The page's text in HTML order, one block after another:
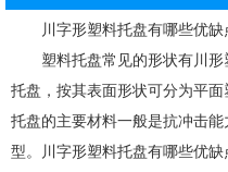
川字形塑料托盘有哪些优缺
塑料托盘常见的形状有川形
托盘，按其表面形状可分为平
托盘的主要材料一般是抗冲击
型。川字形塑料托盘有哪些优缺